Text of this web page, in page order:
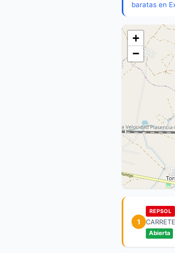
baratas en
+
−
1
REPSOL
Abierta